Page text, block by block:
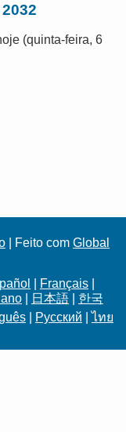
(quinta-feira, 6
| Feito com Global
Français
日本語
한국
Русский |ไทย